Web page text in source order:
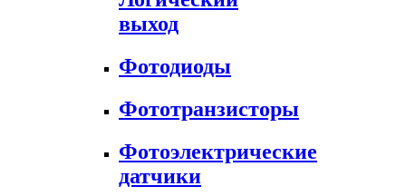
выход
Фотодиоды
Фототранзисторы
Фотоэлектрические
датчики